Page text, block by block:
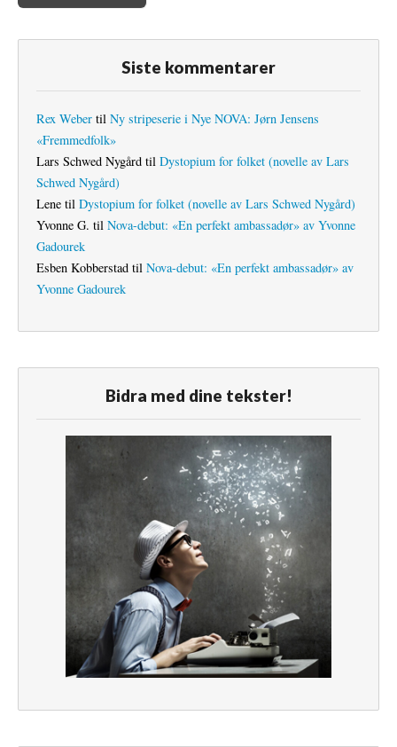
Siste kommentarer
Rex Weber til Ny stripeserie i Nye NOVA: Jørn Jensens
«Fremmedfolk»
Lars Schwed Nygård til Dystopium for folket (novelle av Lars
Schwed Nygård)
Lene til Dystopium for folket (novelle av Lars Schwed Nygård)
Yvonne G. til Nova-debut: «En perfekt ambassadør» av Yvonne
Gadourek
Esben Kobberstad til Nova-debut: «En perfekt ambassadør» av
Yvonne Gadourek
Bidra med dine tekster!